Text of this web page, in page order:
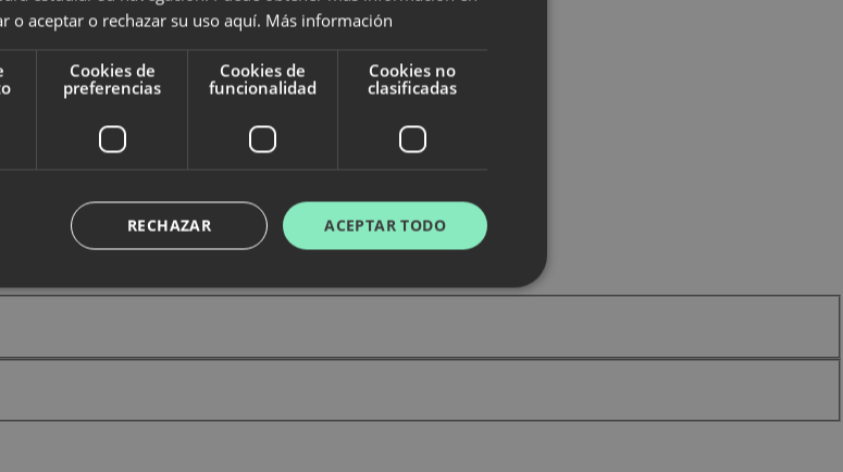
o aceptar o rechazar su uso aquí. Más información
Cookies de
preferencias
Cookies de
funcionalidad
Cookies no
clasificadas
ACEPTAR TODO
RECHAZAR
Cookies no clasificadas
correctamente sin las cookies estrictamente necesarias.